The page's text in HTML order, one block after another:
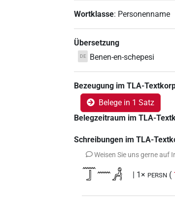
Wortklasse: Personenname
Übersetzung
DE Benen-en-schepesi
Bezeugung im TLA-
Belege in 1 Satz
Belegzeitraum im TLA-
Schreibungen im TLA-
Weisen Sie uns gerne auf
𓈖𓃀𓈖𓀻 | 1× PERSN (